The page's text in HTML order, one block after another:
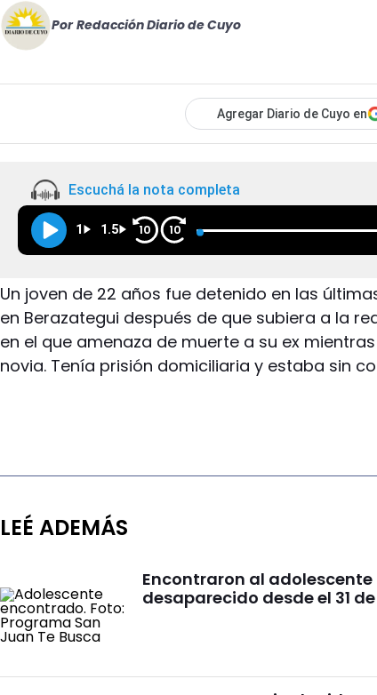
Por Redacción Diario de Cuyo
Agregar Diario de Cuyo en
Escuchá la nota completa
1 1.5 10 10
Un joven de 22 años fue detenido en las
en Berazategui después de que subiera a la
en el que amenaza de muerte a su ex
novia. Tenía prisión domiciliaria y estaba sin
LEÉ ADEMÁS
Encontraron al
desaparecido desde el 31